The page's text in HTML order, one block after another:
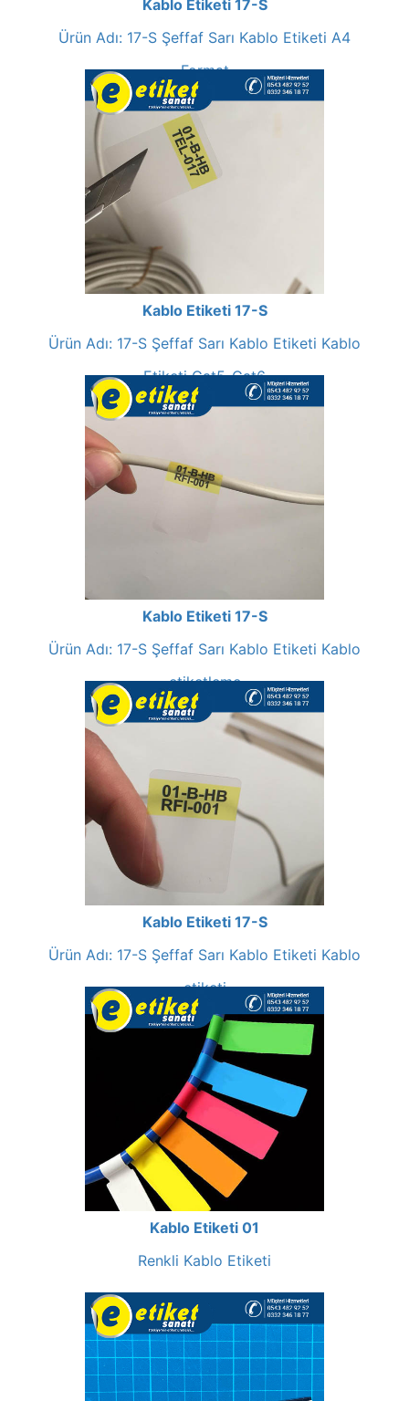
Kablo Etiketi 17-S
Ürün Adı: 17-S Şeffaf Sarı Kablo Etiketi A4
Format
Kablo Etiketi 17-S
Ürün Adı: 17-S Şeffaf Sarı Kablo Etiketi Kablo
Etiketi Cat5-Cat6
Kablo Etiketi 17-S
Ürün Adı: 17-S Şeffaf Sarı Kablo Etiketi Kablo
etiketleme
Kablo Etiketi 17-S
Ürün Adı: 17-S Şeffaf Sarı Kablo Etiketi Kablo
etiketi
Kablo Etiketi 01
Renkli Kablo Etiketi